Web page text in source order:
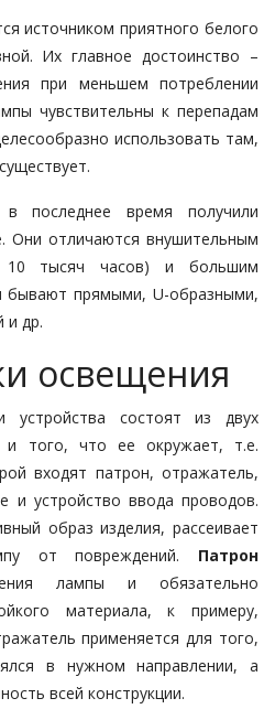
источником приятного белого
Их главное достоинство –
при меньшем потреблении
чувствительны к перепадам
использовать там,
в последнее время получили
Они отличаются внушительным
10 тысяч часов) и большим
бывают прямыми, U-oбразными,
и др.
освещения
устройства состоят из двух
и того, что ее окружает, т.е.
входят патрон, отражатель,
и устройство ввода проводов.
образ изделия, рассеивает
от повреждений. Патрон
лампы и обязательно
материала, к примеру,
применяется для того,
в нужном направлении, а
всей конструкции.